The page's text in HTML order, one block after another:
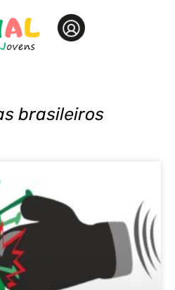
brasileiros